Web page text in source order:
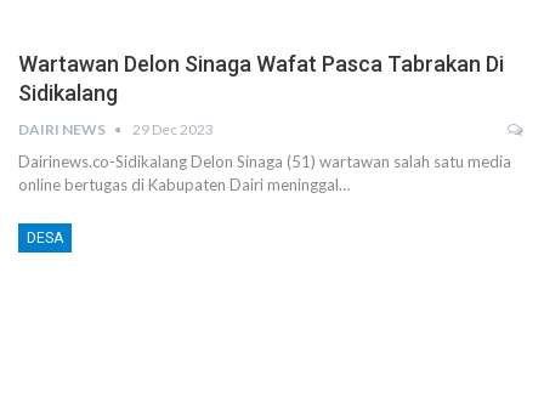
Wartawan Delon Sinaga Wafat Pasca Tabrakan Di
Sidikalang
DAIRI NEWS 29 Dec 2023
Dairinews.co-Sidikalang Delon Sinaga (51) wartawan salah satu media
online bertugas di Kabupaten Dairi meninggal…
DESA